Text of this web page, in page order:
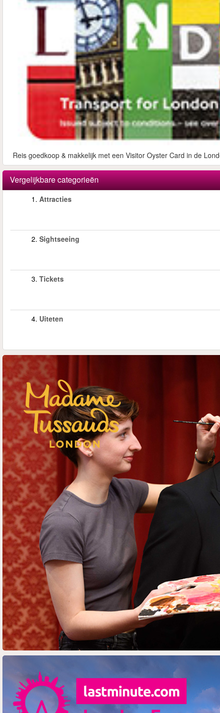
Reis goedkoop & makkelijk met een Visitor Oyster Card in de
Vergelijkbare categorieën
1. Attracties
2. Sightseeing
3. Tickets
4. Uiteten